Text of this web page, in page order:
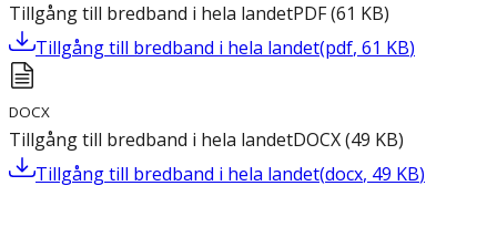
Tillgång till bredband i hela landetPDF(61 KB)
Tillgång till bredband i hela landet(pdf, 61 KB)
DOCX
Tillgång till bredband i hela landetDOCX(49 KB)
Tillgång till bredband i hela landet(docx, 49 KB)